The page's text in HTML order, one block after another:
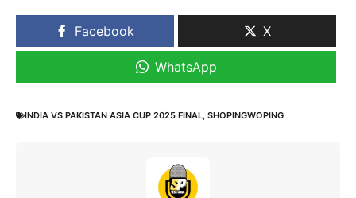
Facebook X
WhatsApp
INDIA VS PAKISTAN ASIA CUP 2025 FINAL, SHOPINGWOPING